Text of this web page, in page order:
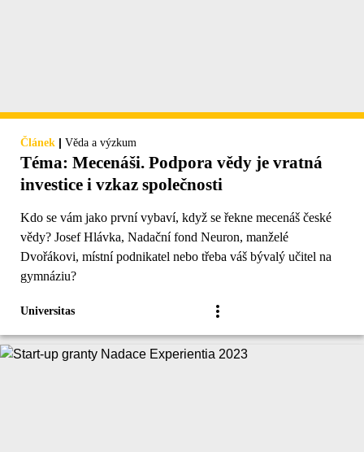
Článek | Věda a výzkum
Téma: Mecenáši. Podpora vědy je vratná
investice i vzkaz společnosti
Kdo se vám jako první vybaví, když se řekne mecenáš české
vědy? Josef Hlávka, Nadační fond Neuron, manželé
Dvořákovi, místní podnikatel nebo třeba váš bývalý učitel na
gymnáziu?
Universitas